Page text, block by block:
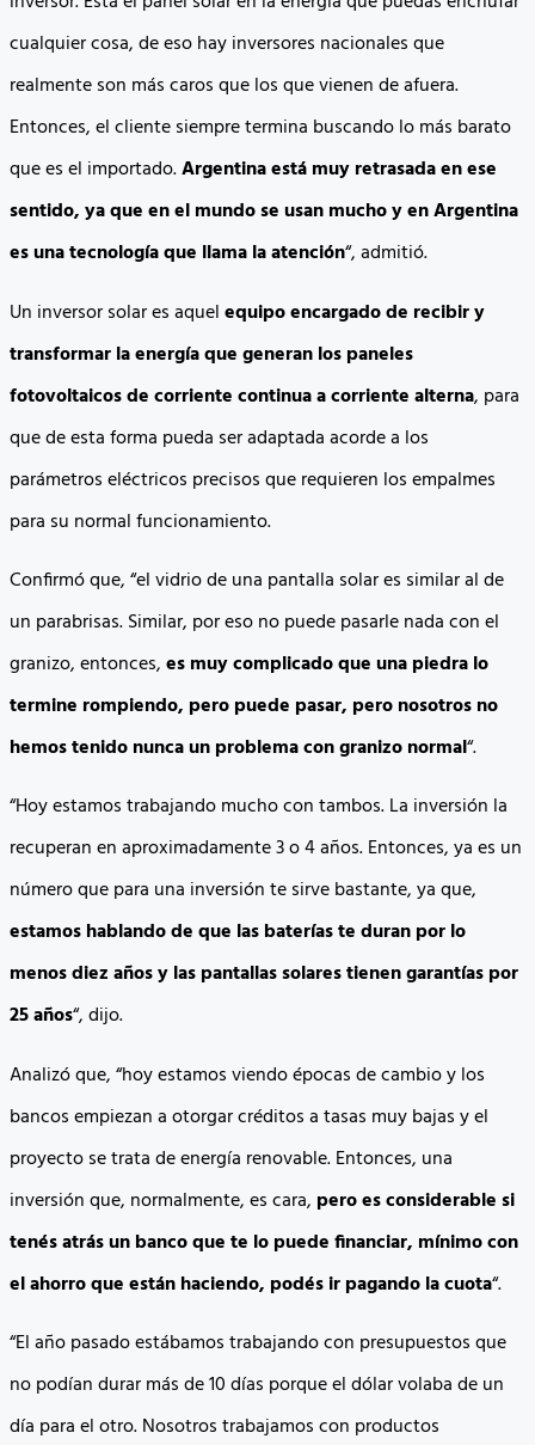
cualquier cosa, de eso hay inversores nacionales que
realmente son más caros que los que vienen de afuera.
Entonces, el cliente siempre termina buscando lo más barato
que es el importado.Argentina está muy retrasada en ese
sentido, ya que en el mundo se usan mucho y en Argentina
es una tecnología que llama la atención“, admitió.
Un inversor solar es aquelequipo encargado de recibir y
transformar la energía que generan los paneles
fotovoltaicos de corriente continua a corriente alterna, para
que de esta forma pueda ser adaptada acorde a los
parámetros eléctricos precisos que requieren los empalmes
para su normal funcionamiento.
Confirmó que, “el vidrio de una pantalla solar es similar al de
un parabrisas. Similar, por eso no puede pasarle nada con el
granizo, entonces,es muy complicado que una piedra lo
termine rompiendo, pero puede pasar, pero nosotros no
hemos tenido nunca un problema con granizo normal“.
“Hoy estamos trabajando mucho con tambos. La inversión la
recuperan en aproximadamente 3 o 4 años. Entonces, ya es un
número que para una inversión te sirve bastante, ya que,
estamos hablando de que las baterías te duran por lo
menos diez años y las pantallas solares tienen garantías por
25 años“, dijo.
Analizó que, “hoy estamos viendo épocas de cambio y los
bancos empiezan a otorgar créditos a tasas muy bajas y el
proyecto se trata de energía renovable. Entonces, una
inversión que, normalmente, es cara, pero es considerable si
tenés atrás un banco que te lo puede financiar, mínimo con
el ahorro que están haciendo, podés ir pagando la cuota“.
“El año pasado estábamos trabajando con presupuestos que
no podían durar más de 10 días porque el dólar volaba de un
día para el otro. Nosotros trabajamos con productos